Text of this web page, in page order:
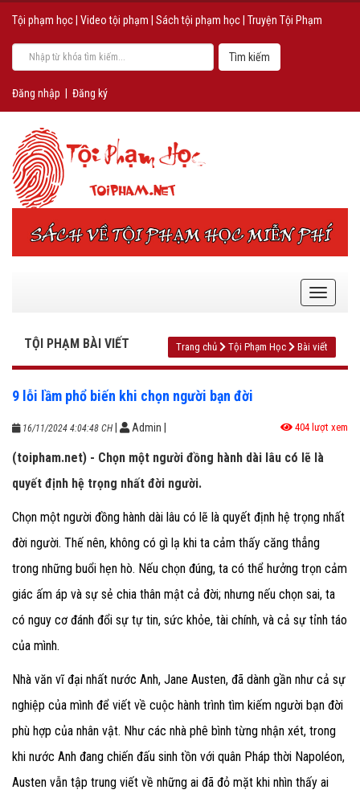
Tội phạm học Video tội phạm Sách tội phạm học Truyện Tội Phạm
Đăng nhập Đăng ký
TỘI PHẠM BÀI VIẾT Trang chủ Tội Phạm Học Bài viết
9 lỗi lầm phổ biến khi chọn người bạn đời
16/11/2024 4:04:48 CH Admin 404 lượt xem
(toipham.net) - Chọn một người đồng hành dài lâu có lẽ là
quyết định hệ trọng nhất đời người.
Chọn một người đồng hành dài lâu có lẽ là quyết định hệ trọng nhất
đời người. Thế nên, không có gì lạ khi ta cảm thấy căng thẳng
trong những buổi hẹn hò. Nếu chọn đúng, ta có thể hưởng trọn cảm
giác ấm áp và sự sẻ chia thân mật cả đời; nhưng nếu chọn sai, ta
có nguy cơ đánh đổi sự tự tin, sức khỏe, tài chính, và cả sự tỉnh táo
của mình.
Nhà văn vĩ đại nhất nước Anh, Jane Austen, đã dành gần như cả sự
nghiệp của mình để viết về cuộc hành trình tìm kiếm người bạn đời
phù hợp của nhân vật. Như các nhà phê bình từng nhận xét, trong
khi nước Anh đang chiến đấu sinh tồn với quân Pháp thời Napoléon,
Austen vẫn tập trung viết về những ai đã đỏ mặt khi nhìn thấy ai